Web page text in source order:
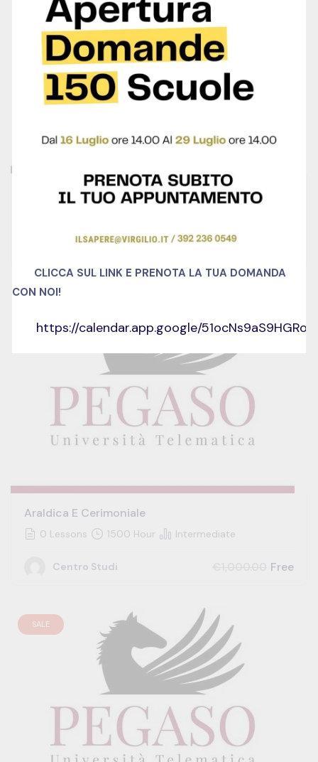
Alternative Dispute Resolution (ADR)
Centro Studi €1,000.00
Araldica E Cerimoniale
0 Lessons 1500 Hour Intermediate
Centro Studi Free
SALE
CLICCA SUL LINK E PRENOTA LA TUA DOMANDA
CON NOI!
https://calendar.app.google/